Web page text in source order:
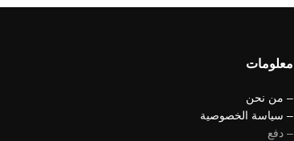
معلومات
– من نحن
– سياسة الخصوصية
– دفع